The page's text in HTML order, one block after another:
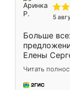
5
Больше
Елены
короткие
для
предложил
Читать